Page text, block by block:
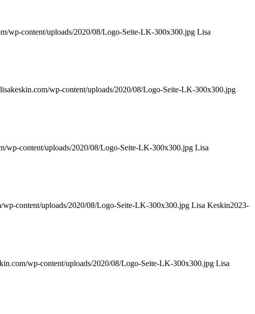
wp-content/uploads/2020/08/Logo-Seite-LK-300x300.jpg Lisa
wp-content/uploads/2020/08/Logo-Seite-LK-300x300.jpg
wp-content/uploads/2020/08/Logo-Seite-LK-300x300.jpg Lisa
content/uploads/2020/08/Logo-Seite-LK-300x300.jpg Lisa Keskin2023-
wp-content/uploads/2020/08/Logo-Seite-LK-300x300.jpg Lisa